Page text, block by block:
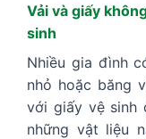
Vải và giấy
sinh
Nhiều gia đình
nhỏ hoặc băng
với giấy vệ sinh
những vật liệu